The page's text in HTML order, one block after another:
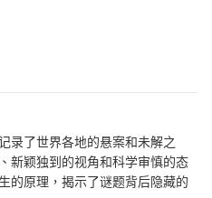
录了世界各地的悬案和未解之
新颖独到的视角和科学审慎的态
的原理，揭示了谜题背后隐藏的